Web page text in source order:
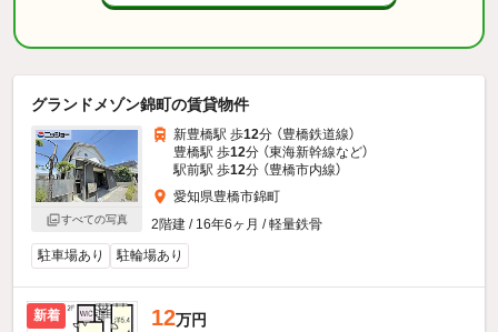
グランドメゾン錦町の賃貸物件
すべての写真
新豊橋駅 歩12分 （豊橋鉄道線）
豊橋駅 歩12分 （東海新幹線など）
駅前駅 歩12分 （豊橋市内線）
愛知県豊橋市錦町
2階建 / 16年6ヶ月 / 軽量鉄骨
駐車場あり
駐輪場あり
新着 12万円